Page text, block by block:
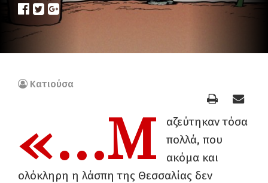
Κατιούσα
«…Μ
αζεύτηκαν τόσα
πολλά, που
ακόμα και
ολόκληρη η λάσπη της Θεσσαλίας δεν